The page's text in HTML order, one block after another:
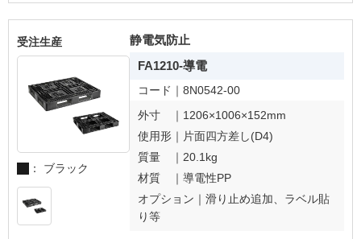
受注生産
： ブラック
静電気防止
FA1210-導電
コード｜ 8N0542-00
外寸 ｜ 1206×1006×152mm
使用形｜ 片面四方差し(D4)
質量 ｜ 20.1kg
材質 ｜ 導電性PP
オプション｜ 滑り止め追加、ラベル貼
り等